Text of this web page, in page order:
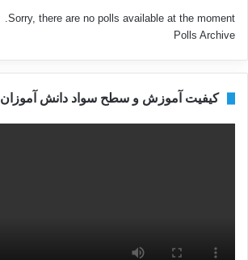
Sorry, there are no polls available at the moment.
Polls Archive
کیفیت آموزش و سطح سواد دانش آموزان